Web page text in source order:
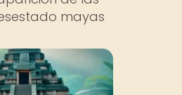
mayas